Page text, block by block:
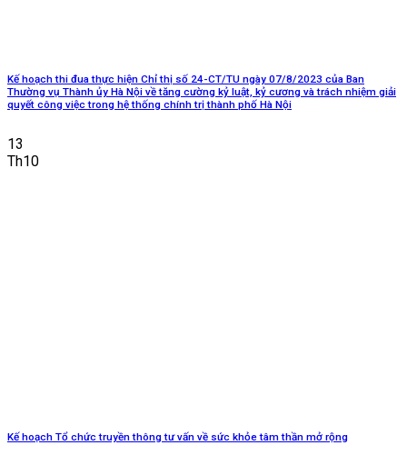
Kế hoạch thi đua thực hiện Chỉ thị số 24-CT/TU ngày 07/8/2023 của Ban
Thường vụ Thành ủy Hà Nội về tăng cường kỷ luật, kỷ cương và trách nhiệm giải
quyết công việc trong hệ thống chính trị thành phố Hà Nội
13
Th10
Kế hoạch Tổ chức truyền thông tư vấn về sức khỏe tâm thần mở rộng